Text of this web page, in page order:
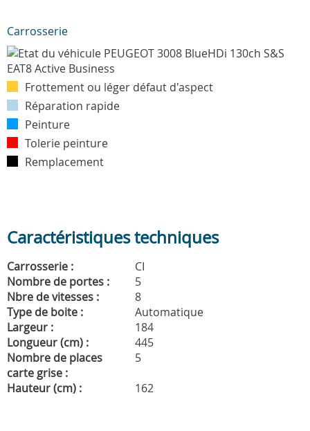
Carrosserie
Frottement ou léger défaut d'aspect
Réparation rapide
Peinture
Tolerie peinture
Remplacement
Caractéristiques techniques
Carrosserie :
CI
Nombre de portes :
5
Nbre de vitesses :
8
Type de boite :
Automatique
Largeur :
184
Longueur (cm) :
445
Nombre de places
carte grise :
5
Hauteur (cm) :
162